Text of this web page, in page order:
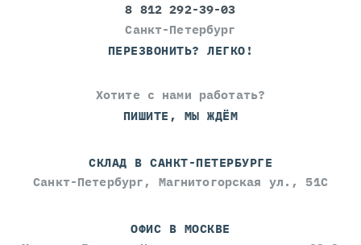
8 812 292-39-03
Санкт-Петербург
ПЕРЕЗВОНИТЬ? ЛЕГКО!
Хотите с нами работать?
ПИШИТЕ, МЫ ЖДЁМ
СКЛАД В САНКТ-ПЕТЕРБУРГЕ
Санкт-Петербург, Магнитогорская ул., 51С
ОФИС В МОСКВЕ